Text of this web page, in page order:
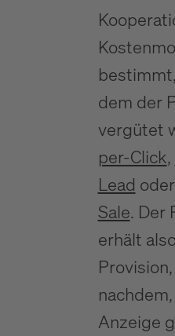
dem der
vergütet
per-Click,
Lead oder
Sale. Der
erhält
Anzeige